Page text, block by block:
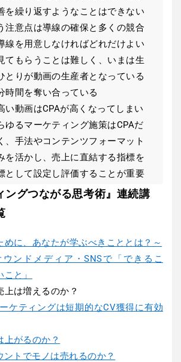
を繰り返すようなことはできない
注意点は導線の確保と多くの競合
線を用意しなければどれだけよい
てもらうことは難しく、いまは生
とりが動画の生産者となっている
時間を奪い合っている
い動画はCPAが高くなってしまい
ゆるマーケティング施策はCPAだ
、手法やコンテンツフォーマット
を活かし、売上に直結する指標を
として設定し評価することが重要
ングつながる思考術』連続講
に、あなたが学ぶべきこととは？～
ンドメディア・SNSで「できるこ
と」
は増えるのか？
ケティングは短期的なCV獲得に有効
がるのか？
トでモノは売れるのか？